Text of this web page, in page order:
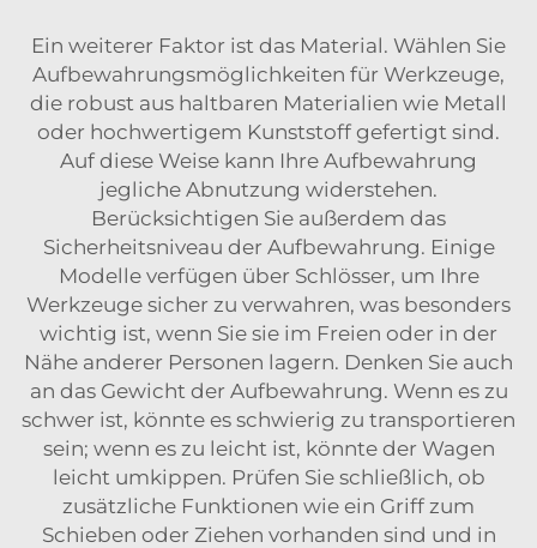
Ein weiterer Faktor ist das Material. Wählen Sie
Aufbewahrungsmöglichkeiten für Werkzeuge,
die robust aus haltbaren Materialien wie Metall
oder hochwertigem Kunststoff gefertigt sind.
Auf diese Weise kann Ihre Aufbewahrung
jegliche Abnutzung widerstehen.
Berücksichtigen Sie außerdem das
Sicherheitsniveau der Aufbewahrung. Einige
Modelle verfügen über Schlösser, um Ihre
Werkzeuge sicher zu verwahren, was besonders
wichtig ist, wenn Sie sie im Freien oder in der
Nähe anderer Personen lagern. Denken Sie auch
an das Gewicht der Aufbewahrung. Wenn es zu
schwer ist, könnte es schwierig zu transportieren
sein; wenn es zu leicht ist, könnte der Wagen
leicht umkippen. Prüfen Sie schließlich, ob
zusätzliche Funktionen wie ein Griff zum
Schieben oder Ziehen vorhanden sind und in